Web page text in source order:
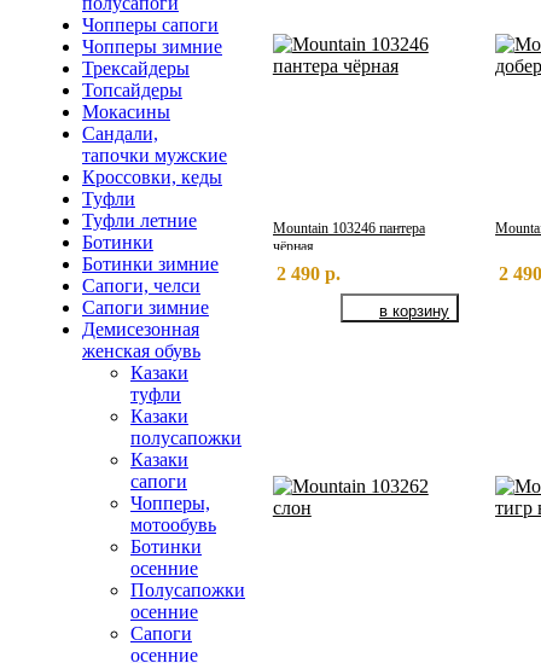
Чопперы сапоги
Чопперы зимние
Трексайдеры
Топсайдеры
Мокасины
Сандали,
тапочки мужские
Кроссовки, кеды
Туфли
Туфли летние
Ботинки
Ботинки зимние
Сапоги, челси
Сапоги зимние
Демисезонная
женская обувь
Казаки
туфли
Казаки
полусапожки
Казаки
сапоги
Чопперы,
мотообувь
Ботинки
осенние
Полусапожки
осенние
Сапоги
осенние
Mountain 103246 пантера
чёрная
2 490 р. 2